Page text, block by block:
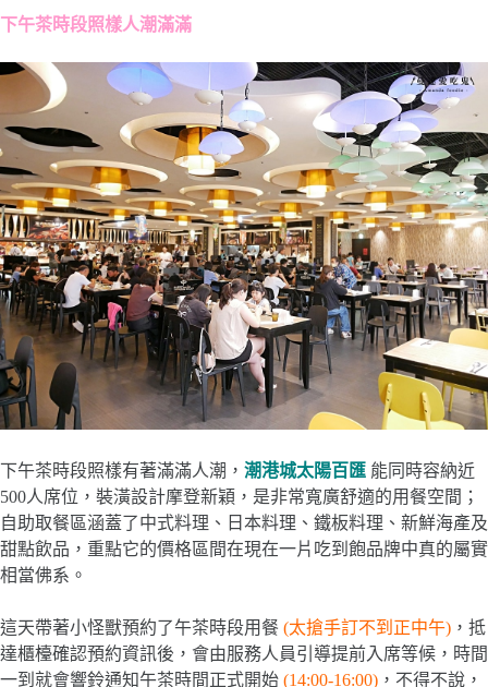
下午茶時段照樣人潮滿滿
下午茶時段照樣有著滿滿人潮， 潮港城太陽百匯 能同時容納近
500人席位，裝潢設計摩登新穎，是非常寬廣舒適的用餐空間；
自助取餐區涵蓋了中式料理、日本料理、鐵板料理、新鮮海產及
甜點飲品，重點它的價格區間在現在一片吃到飽品牌中真的屬實
相當佛系。
這天帶著小怪獸預約了午茶時段用餐 (太搶手訂不到正中午) ，抵
達櫃檯確認預約資訊後，會由服務人員引導提前入席等候，時間
一到就會響鈴通知午茶時間正式開始 (14:00-16:00) ，不得不說，